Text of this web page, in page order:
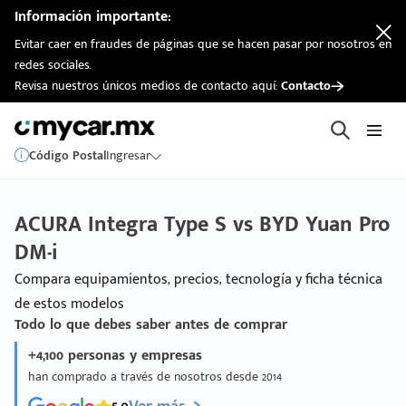
Información importante:
Evitar caer en fraudes de páginas que se hacen pasar por nosotros en
redes sociales.
Revisa nuestros únicos medios de contacto aquí:Contacto
Código PostalIngresar
ACURA Integra Type S vs BYD Yuan Pro
DM-i
Compara equipamientos, precios, tecnología y ficha técnica
de estos modelos
Todo lo que debes saber antes de comprar
+4,100 personas y empresas
han comprado a través de nosotros desde 2014